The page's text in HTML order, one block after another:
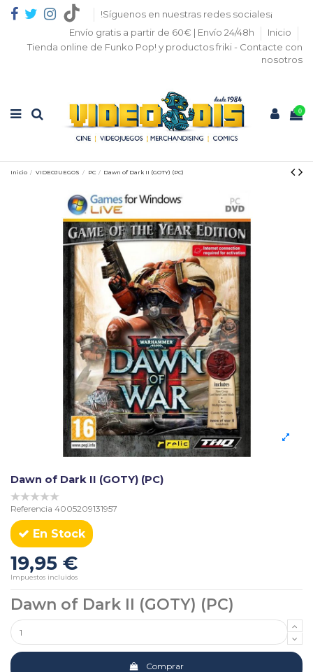
!Síguenos en nuestras redes sociales¡
Envío gratis a partir de 60€ | Envío 24/48h
Inicio
Tienda online de Funko Pop! y productos friki - Contacte con
nosotros
0
Inicio VIDEOJUEGOS PC Dawn of Dark II (GOTY) (PC)
Dawn of Dark II (GOTY) (PC)
Referencia 4005209131957
En Stock
19,95 €
Impuestos incluidos
Dawn of Dark II (GOTY) (PC)
Comprar